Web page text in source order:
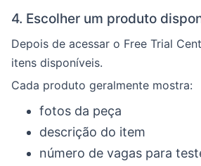
4. Escolher um produto
Depois de acessar o Free Trial
itens disponíveis.
Cada produto geralmente mostra:
fotos da peça
descrição do item
número de vagas para